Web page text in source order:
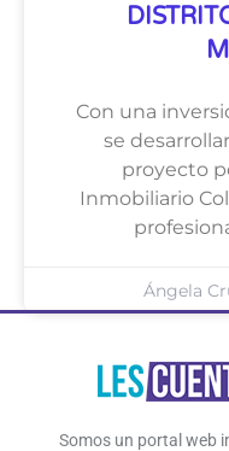
Con una
se
proyecto
Inmobiliario
Ángela
Somos un portal web